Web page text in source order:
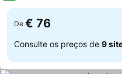
De € 76
Consulte os preços de 9